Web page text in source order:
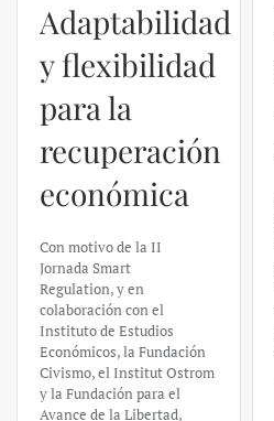
Adaptabilidad
y flexibilidad
para la
recuperación
económica
Con motivo de la II
Jornada Smart
Regulation, y en
colaboración con el
Instituto de Estudios
Económicos, la Fundación
Civismo, el Institut Ostrom
y la Fundación para el
Avance de la Libertad,